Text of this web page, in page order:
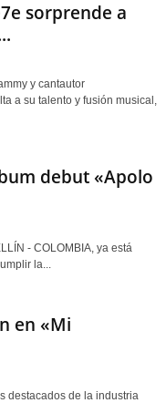
sorprende a
y cantautor
a su talento y fusión musical,
debut «Apolo
- COLOMBIA, ya está
la...
en «Mi
destacados de la industria